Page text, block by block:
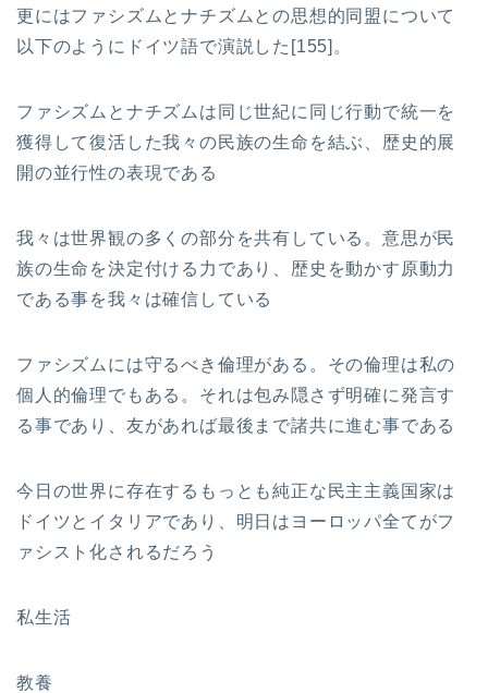
更にはファシズムとナチズムとの思想的同盟について
以下のようにドイツ語で演説した[155]。
ファシズムとナチズムは同じ世紀に同じ行動で統一を
獲得して復活した我々の民族の生命を結ぶ、歴史的展
開の並行性の表現である
我々は世界観の多くの部分を共有している。意思が民
族の生命を決定付ける力であり、歴史を動かす原動力
である事を我々は確信している
ファシズムには守るべき倫理がある。その倫理は私の
個人的倫理でもある。それは包み隠さず明確に発言す
る事であり、友があれば最後まで諸共に進む事である
今日の世界に存在するもっとも純正な民主主義国家は
ドイツとイタリアであり、明日はヨーロッパ全てがフ
ァシスト化されるだろう
私生活
教養